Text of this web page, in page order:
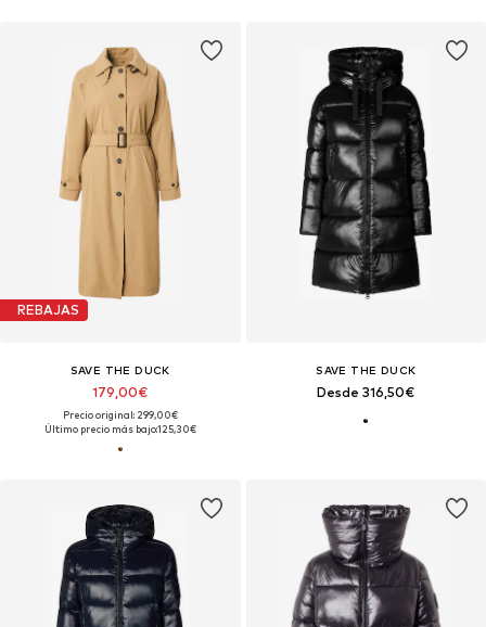
REBAJAS
SAVE THE DUCK
179,00€
Precio original: 299,00€
Último precio más bajo:125,30€
SAVE THE DUCK
Desde 316,50€